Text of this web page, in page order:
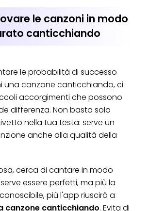
le canzoni in modo
canticchiando
le probabilità di successo
una canzone canticchiando, ci
accorgimenti che possono
differenza. Non basta solo
nella tua testa: serve un
anche alla qualità della
cerca di cantare in modo
essere perfetti, ma più la
più l'app riuscirà a
canzone canticchiando. Evita di